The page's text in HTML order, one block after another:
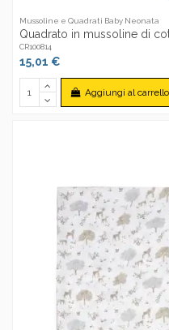
Mussoline e Quadrati Baby Neonata
Quadrato in mussoline di
CR100814
15,01 €
Aggiungi al carrello